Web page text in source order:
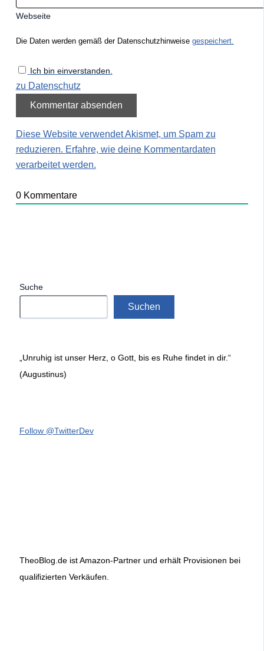
Webseite
Die Daten werden gemäß der Datenschutzhinweise gespeichert.
Ich bin einverstanden.
zu Datenschutz
Diese Website verwendet Akismet, um Spam zu
reduzieren. Erfahre, wie deine Kommentardaten
verarbeitet werden.
0Kommentare
Suche
Suchen
„Unruhig ist unser Herz, o Gott, bis es Ruhe findet in dir.“
(Augustinus)
Follow @TwitterDev
TheoBlog.de ist Amazon-Partner und erhält Provisionen bei
qualifizierten Verkäufen.